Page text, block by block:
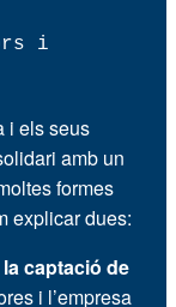
i
i els seus
amb un
formes
explicar dues:
captació de
i l’empresa